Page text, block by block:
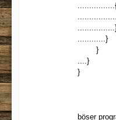
................
................
............}
}
....}
}
böser